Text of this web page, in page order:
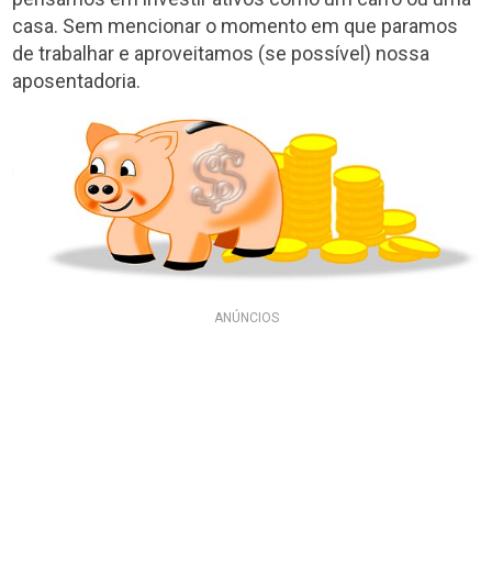
casa. Sem mencionar o momento em que paramos
de trabalhar e aproveitamos (se possível) nossa
aposentadoria.
ANÚNCIOS